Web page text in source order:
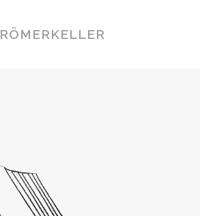
RÖMERKELLER